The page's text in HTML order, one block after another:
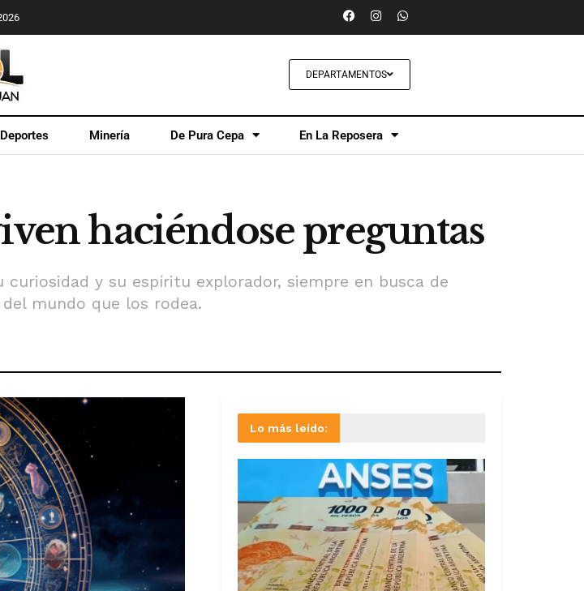
DEPARTAMENTOS
Deportes Minería De Pura Cepa En La Reposera
haciéndose preguntas
y su espíritu explorador, siempre en busca de
mundo que los rodea.
Lo más leído: